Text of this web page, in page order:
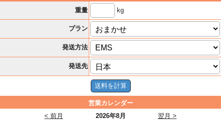
重量
kg
プラン
発送方法
発送先
営業カレンダー
2026年8月
< 前月
翌月 >